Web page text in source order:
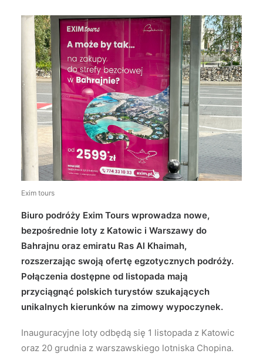
Rok Kobiet
Wasze Podróże
Wyszukiwanie
Exim tours
Biuro podróży Exim Tours wprowadza nowe,
bezpośrednie loty z Katowic i Warszawy do
Bahrajnu oraz emiratu Ras Al Khaimah,
rozszerzając swoją ofertę egzotycznych podróży.
Połączenia dostępne od listopada mają
przyciągnąć polskich turystów szukających
unikalnych kierunków na zimowy wypoczynek.
Inauguracyjne loty odbędą się 1 listopada z Katowic
oraz 20 grudnia z warszawskiego lotniska Chopina.